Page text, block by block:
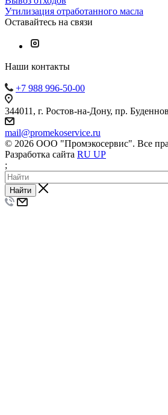
Утилизация отработанного масла
Оставайтесь на связи
Наши контакты
+7 988 996-50-00
344011, г. Ростов-на-Дону, пр.
mail@promekoservice.ru
© 2026 ООО "Промэкосервис". Все
Разработка сайта RU UP
;
Найти